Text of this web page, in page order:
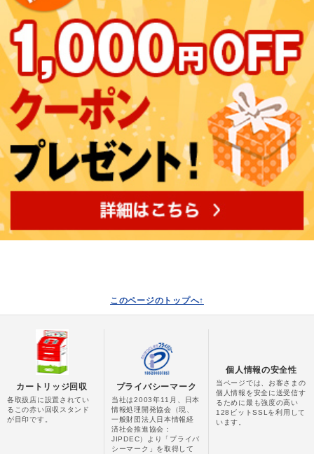
このページのトップへ↑
カートリッジ回収
各取扱店に設置されてい
るこの赤い回収スタンド
が目印です。
プライバシーマーク
当社は2003年11月、日本
情報処理開発協会（現、
一般財団法人日本情報経
済社会推進協会：
JIPDEC）より「プライバ
シーマーク」を取得して
個人情報の安全性
当ページでは、お客さまの
個人情報を安全に送受信す
るために最も強度の高い
128ビットSSLを利用して
います。